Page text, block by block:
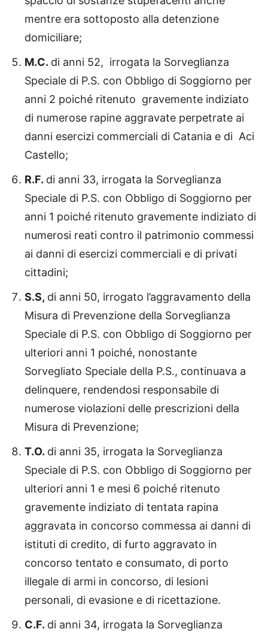
mentre era sottoposto alla detenzione
domiciliare;
M.C. di anni 52, irrogata la Sorveglianza
Speciale di P.S. con Obbligo di Soggiorno per
anni 2 poiché ritenuto gravemente indiziato
di numerose rapine aggravate perpetrate ai
danni esercizi commerciali di Catania e di Aci
Castello;
R.F. di anni 33, irrogata la Sorveglianza
Speciale di P.S. con Obbligo di Soggiorno per
anni 1 poiché ritenuto gravemente indiziato di
numerosi reati contro il patrimonio commessi
ai danni di esercizi commerciali e di privati
cittadini;
S.S, di anni 50, irrogato l’aggravamento della
Misura di Prevenzione della Sorveglianza
Speciale di P.S. con Obbligo di Soggiorno per
ulteriori anni 1 poiché, nonostante
Sorvegliato Speciale della P.S., continuava a
delinquere, rendendosi responsabile di
numerose violazioni delle prescrizioni della
Misura di Prevenzione;
T.O. di anni 35, irrogata la Sorveglianza
Speciale di P.S. con Obbligo di Soggiorno per
ulteriori anni 1 e mesi 6 poiché ritenuto
gravemente indiziato di tentata rapina
aggravata in concorso commessa ai danni di
istituti di credito, di furto aggravato in
concorso tentato e consumato, di porto
illegale di armi in concorso, di lesioni
personali, di evasione e di ricettazione.
C.F. di anni 34, irrogata la Sorveglianza